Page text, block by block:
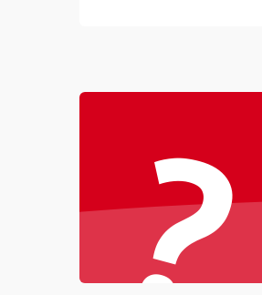
Управление
Корпус/Герметичность
Датчики
?